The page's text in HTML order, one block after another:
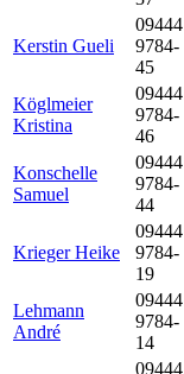
Kerstin Gueli
09444
9784-
45
Köglmeier
Kristina
09444
9784-
46
Konschelle
Samuel
09444
9784-
44
Krieger Heike
09444
9784-
19
Lehmann
André
09444
9784-
14
09444